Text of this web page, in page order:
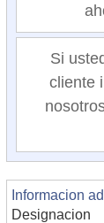
Si
cliente
Informacion
Designacion